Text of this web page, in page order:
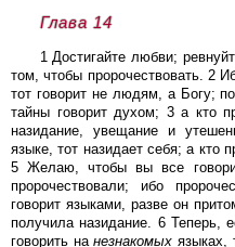
Глава 14
1 Достигайте любви;
том, чтобы пророчествовать. 2
тот говорит не людям, а Богу;
тайны говорит духом; 3 а кто
назидание, увещание и
языке, тот назидает себя; а кто
5 Желаю, чтобы вы все
пророчествовали; ибо
говорит языками, разве он
получила назидание. 6 Теперь,
говорить на незнакомых языках,